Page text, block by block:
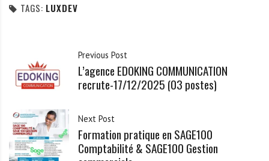
TAGS: LUXDEV
Previous Post
L’agence EDOKING COMMUNICATION
recrute-17/12/2025 (03 postes)
Next Post
Formation pratique en SAGE100
Comptabilité & SAGE100 Gestion